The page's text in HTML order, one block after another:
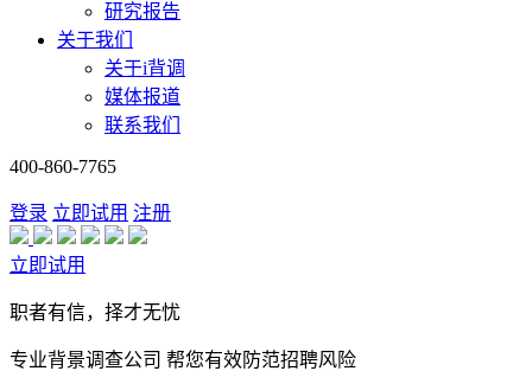
研究报告
关于我们
关于i背调
媒体报道
联系我们
400-860-7765
登录 立即试用 注册
立即试用
职者有信，择才无忧
专业背景调查公司 帮您有效防范招聘风险